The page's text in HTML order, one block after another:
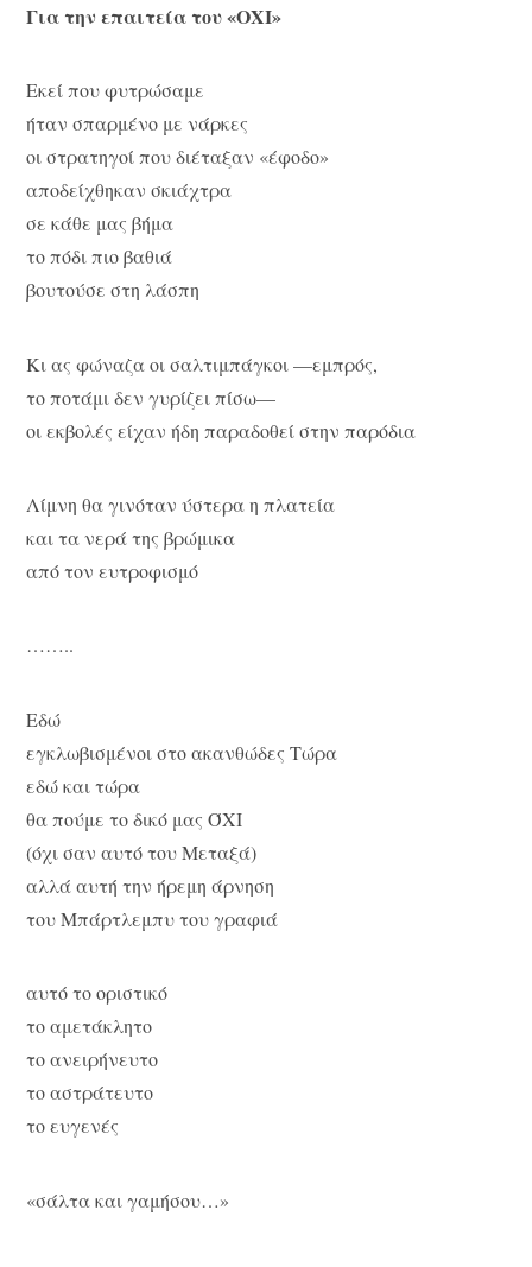
Για την επαιτεία του «ΟΧΙ»
Εκεί που φυτρώσαμε
ήταν σπαρμένο με νάρκες
οι στρατηγοί που διέταξαν «έφοδο»
αποδείχθηκαν σκιάχτρα
σε κάθε μας βήμα
το πόδι πιο βαθιά
βουτούσε στη λάσπη
Κι ας φώναζα οι σαλτιμπάγκοι —εμπρός,
το ποτάμι δεν γυρίζει πίσω—
οι εκβολές είχαν ήδη παραδοθεί στην παρόδια
Λίμνη θα γινόταν ύστερα η πλατεία
και τα νερά της βρώμικα
από τον ευτροφισμό
……..
Εδώ
εγκλωβισμένοι στο ακανθώδες Τώρα
εδώ και τώρα
θα πούμε το δικό μας ΌΧΙ
(όχι σαν αυτό του Μεταξά)
αλλά αυτή την ήρεμη άρνηση
του Μπάρτλεμπυ του γραφιά
αυτό το οριστικό
το αμετάκλητο
το ανειρήνευτο
το αστράτευτο
το ευγενές
«σάλτα και γαμήσου…»